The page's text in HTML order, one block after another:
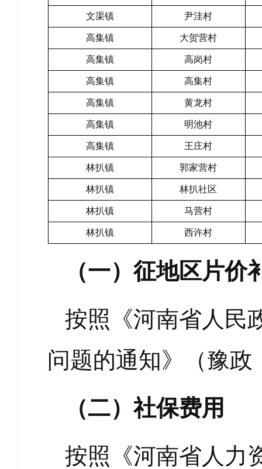
文渠镇 尹洼村
高集镇 大贺营村
高集镇 高岗村
高集镇 高集村
高集镇 黄龙村
高集镇 明池村
高集镇 王庄村
林扒镇 郭家营村
林扒镇 林扒社区
林扒镇 马营村
林扒镇 西许村
（一）征地区片价
按照《河南省人民
问题的通知》（豫政
（二）社保费用
按照《河南省人力